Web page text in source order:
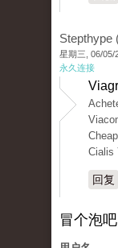
Stepthype
星期三, 06/05/
永久连接
Cialis
回复
冒个泡吧